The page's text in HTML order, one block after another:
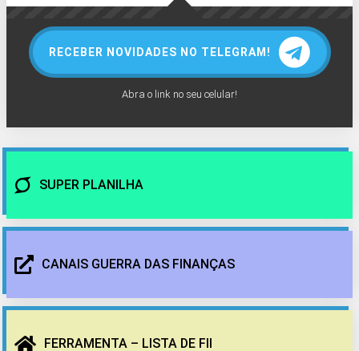
RECEBER NOVIDADES NO TELEGRAM!
Abra o link no seu celular!
SUPER PLANILHA
CANAIS GUERRA DAS FINANÇAS
FERRAMENTA – LISTA DE FII